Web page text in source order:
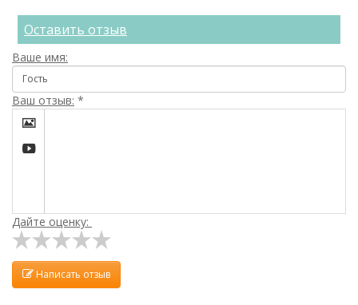
Оставить отзыв
Ваше имя:
Ваш отзыв: *


Дайте оценку:
Написать отзыв